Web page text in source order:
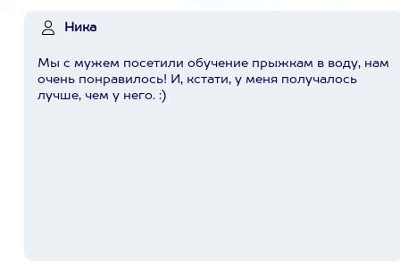
Ника
Мы с мужем посетили обучение прыжкам в воду, нам
очень понравилось! И, кстати, у меня получалось
лучше, чем у него. :)